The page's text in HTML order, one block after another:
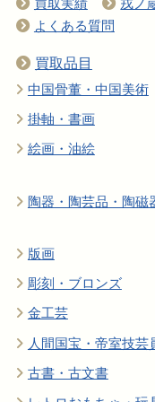
買取実績 戎ノ
よくある質問
買取品目
中国骨董・中国美術
掛軸・書画
絵画・油絵
陶器・陶芸品・陶磁
版画
彫刻・ブロンズ
金工芸
人間国宝・帝室技芸
古書・古文書